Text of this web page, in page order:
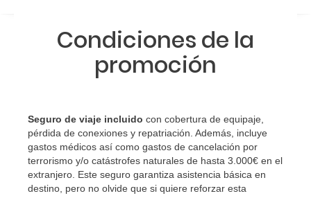
¿Cómo sé si hay plazas disponibles en el viaje que
quiero al hacer mi solicitud de reserva?
dirigirme?
¿Incluye algún seguro de viaje mi reserva?
¿Cuáles son las condiciones generales en las
Condiciones de la
promoción
Seguro de viaje incluido con cobertura de equipaje,
pérdida de conexiones y repatriación. Además, incluye
gastos médicos así como gastos de cancelación por
terrorismo y/o catástrofes naturales de hasta 3.000€ en el
extranjero. Este seguro garantiza asistencia básica en
destino, pero no olvide que si quiere reforzar esta